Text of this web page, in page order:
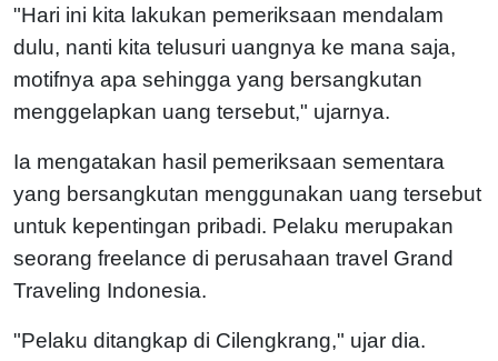
"Hari ini kita lakukan pemeriksaan mendalam
dulu, nanti kita telusuri uangnya ke mana saja,
motifnya apa sehingga yang bersangkutan
menggelapkan uang tersebut," ujarnya.
Ia mengatakan hasil pemeriksaan sementara
yang bersangkutan menggunakan uang tersebut
untuk kepentingan pribadi. Pelaku merupakan
seorang freelance di perusahaan travel Grand
Traveling Indonesia.
"Pelaku ditangkap di Cilengkrang," ujar dia.